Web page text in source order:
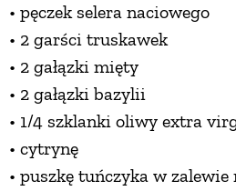
• pęczek selera naciowego
• 2 garści truskawek
• 2 gałązki mięty
• 2 gałązki bazylii
• 1/4 szklanki oliwy extra
• cytrynę
• puszkę tuńczyka w